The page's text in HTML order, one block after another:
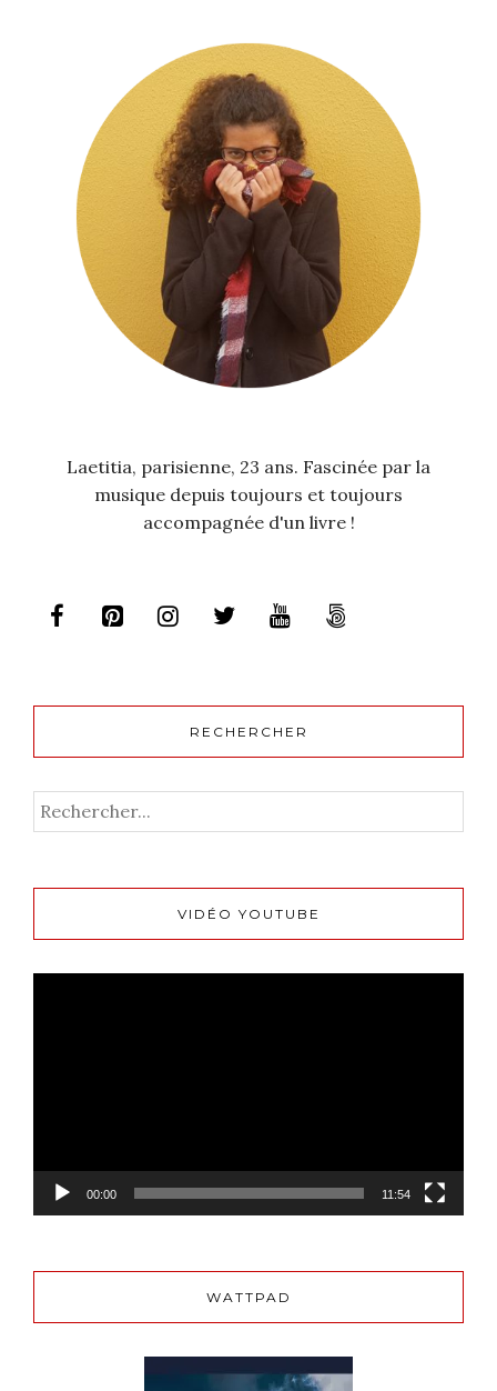
Laetitia, parisienne, 23 ans. Fascinée par la
musique depuis toujours et toujours
accompagnée d'un livre !
RECHERCHER
VIDÉO YOUTUBE
00:00 11:54
WATTPAD